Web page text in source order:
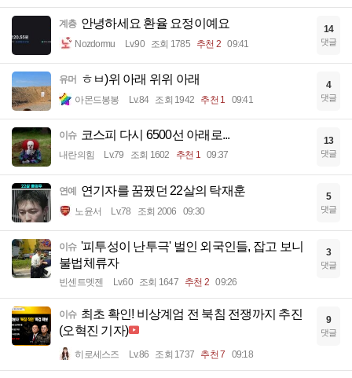
계층 안녕하세요 환율 요정이예요
Nozdormu Lv.90 조회 1785 추천 2 09:41
14
댓글
유머 ㅎㅂ)위 아래 위위 아래
아몬드봉봉 Lv.84 조회 1942 추천 1 09:41
4
댓글
이슈 코스피 다시 6500선 아래로...
내란의힘 Lv.79 조회 1602 추천 1 09:37
13
댓글
연예 연기자를 꿈꿨던 22살의 탁재훈
노윤서 Lv.78 조회 2006 09:30
5
댓글
이슈 '피투성이 난투극' 벌인 외국인들, 잡고 보니
불법체류자
빈센트멧젠 Lv.60 조회 1647 추천 2 09:26
3
댓글
이슈 최초 확인! 비상계엄 전 북침 전쟁까지 추진
(오혁진 기자)
히로세스즈 Lv.86 조회 1737 추천 7 09:18
9
댓글